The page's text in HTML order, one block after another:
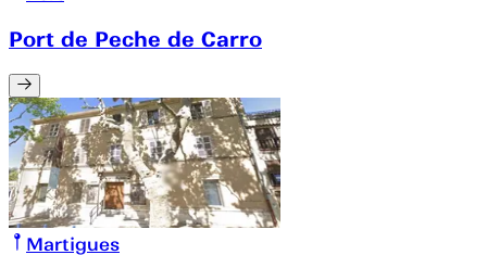
Port de Peche de Carro
Martigues